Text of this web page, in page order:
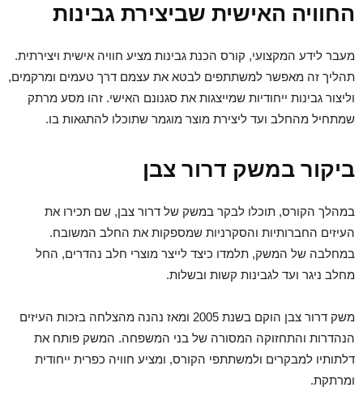
החוויה האישית שביצירת גבינות
מעבר לידע המקצועי, קורס הכנת גבינות מציע חוויה אישית ויצירתית.
תהליך זה מאפשר למשתתפים לבטא את עצמם דרך טעמים ומרקמים,
וליצור גבינות ייחודיות שמייצגות את סגנונם האישי. זהו מסע מרתק
שמתחיל מהחלב ועד ליצירת מוצר מוגמר שתוכלו להתגאות בו.
ביקור במשק דרור צבן
במהלך הקורס, תוכלו לבקר במשק של דרור צבן, שם תכירו את
העיזים החברותיות והסקרניות שמספקות את החלב המשובח.
במחלבה של המשק, תלמדו כיצד לייצר מוצרי חלב נהדרים, החל
מחלב ניגר ועד לגבינות קשות ובשלות.
משק דרור צבן הוקם בשנת 2005 ומאז נהנה מהצלחה בזכות העיזים
הנהדרות והתחזוקה המסורה של בני המשפחה. המשק פותח את
דלתותיו למבקרים ולמשתתפי הקורס, ומציע חוויה כפרית ייחודית
ומרתקת.